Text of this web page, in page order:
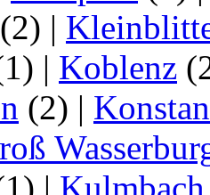
(2) |
| Koblenz
(2) |
| Kulmbach